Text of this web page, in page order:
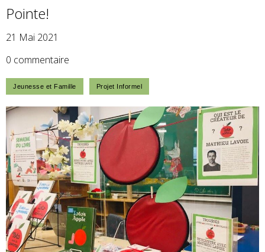
Pointe!
21 Mai 2021
0 commentaire